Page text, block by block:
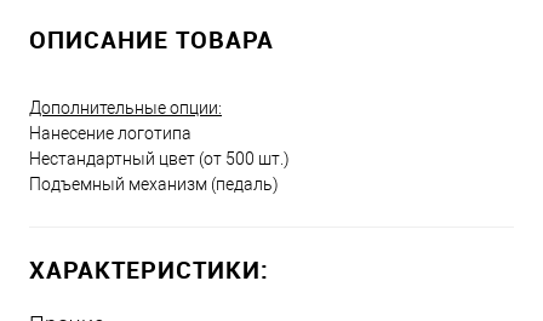
ОПИСАНИЕ ТОВАРА
Дополнительные опции:
Нанесение логотипа
Нестандартный цвет (от 500 шт.)
Подъемный механизм (педаль)
ХАРАКТЕРИСТИКИ: